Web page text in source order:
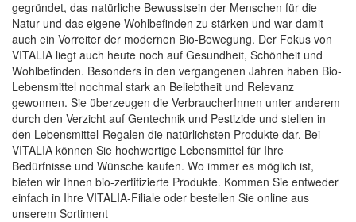
Quickview
gegründet, das natürliche Bewusstsein der Menschen für die
Natur und das eigene Wohlbefinden zu stärken und war damit
auch ein Vorreiter der modernen Bio-Bewegung. Der Fokus von
VITALIA liegt auch heute noch auf Gesundheit, Schönheit und
Wohlbefinden. Besonders in den vergangenen Jahren haben Bio-
Lebensmittel nochmal stark an Beliebtheit und Relevanz
gewonnen. Sie überzeugen die VerbraucherInnen unter anderem
durch den Verzicht auf Gentechnik und Pestizide und stellen in
den Lebensmittel-Regalen die natürlichsten Produkte dar. Bei
VITALIA können Sie hochwertige Lebensmittel für Ihre
Bedürfnisse und Wünsche kaufen. Wo immer es möglich ist,
bieten wir Ihnen bio-zertifizierte Produkte. Kommen Sie entweder
einfach in Ihre VITALIA-Filiale oder bestellen Sie online aus
unserem Sortiment